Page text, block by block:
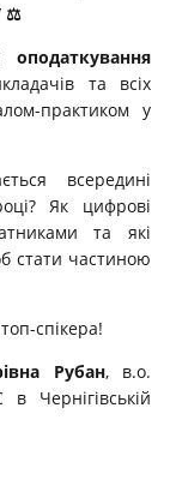
⚖️
та всіх
практиком у
всередині
Як цифрові
та які
стати частиною
спікера!
Рубан, в.о.
Чернігівській